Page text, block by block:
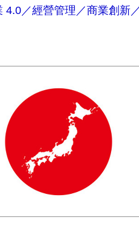
4.0／經營管理／商業創新